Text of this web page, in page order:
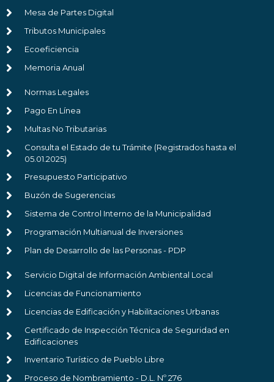
Mesa de Partes Digital
Tributos Municipales
Ecoeficiencia
Memoria Anual
Normas Legales
Pago En Línea
Multas No Tributarias
Consulta el Estado de tu Trámite (Registrados hasta el
05.01.2025)
Presupuesto Participativo
Buzón de Sugerencias
Sistema de Control Interno de la Municipalidad
Programación Multianual de Inversiones
Plan de Desarrollo de las Personas - PDP
Servicio Digital de Información Ambiental Local
Licencias de Funcionamiento
Licencias de Edificación y Habilitaciones Urbanas
Certificado de Inspección Técnica de Seguridad en
Edificaciones
Inventario Turístico de Pueblo Libre
Proceso de Nombramiento - D.L. Nº 276